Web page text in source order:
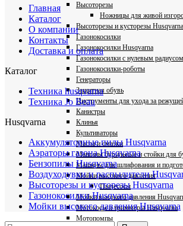
Высоторезы
Ножницы для живой
Высоторезы и кусторезы Husqvarna
Газонокосилки
Газонокосилки Husqvarna
Газонокосилки с нулевым
Газонокосилки-роботы
Генераторы
Защитная обувь
Инструменты для ухода за
Канистры
Клинья
Культиваторы
Масла и смазки
Машины бурильные и стойки для
Машины для шлифования и
Мойки высокого давления
Пылесосы
Мойки высокого давления
Мотокосы и триммеры Husqvarna
Мотопомпы
Главная
Каталог
О компании
Контакты
Доставка и оплата
Каталог
Техника husqvarna
Техника Jo Beau
Husqvarna
Аккумуляторные пилы Husqvarna
Аэраторы газона Husqvarna
Бензопилы Husqvarna
Воздуходувки и распылители
Высоторезы и кусторезы Husqvarna
Газонокосилки Husqvarna
Мойки высокого давления Husqvarna